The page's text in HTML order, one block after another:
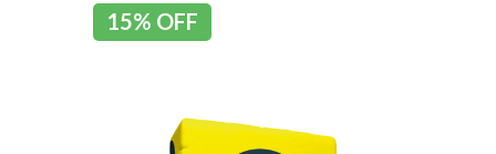
15% OFF